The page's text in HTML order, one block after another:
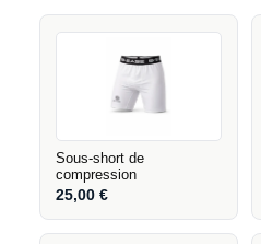
Sous-short de
compression
25,00€